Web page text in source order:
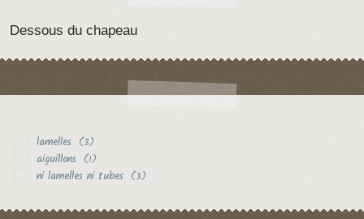
Dessous du chapeau
lamelles (3)
aiguillons (1)
ni lamelles ni tubes (3)